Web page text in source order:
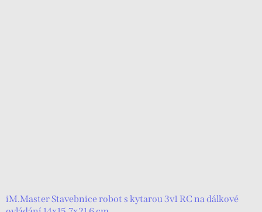
iM.Master Stavebnice robot s kytarou 3v1 RC na dálkové